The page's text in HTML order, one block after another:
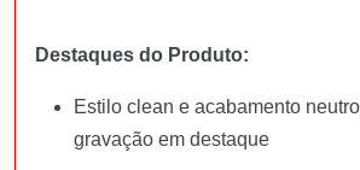
Destaques do Produto:
Estilo clean e acabamento
gravação em destaque